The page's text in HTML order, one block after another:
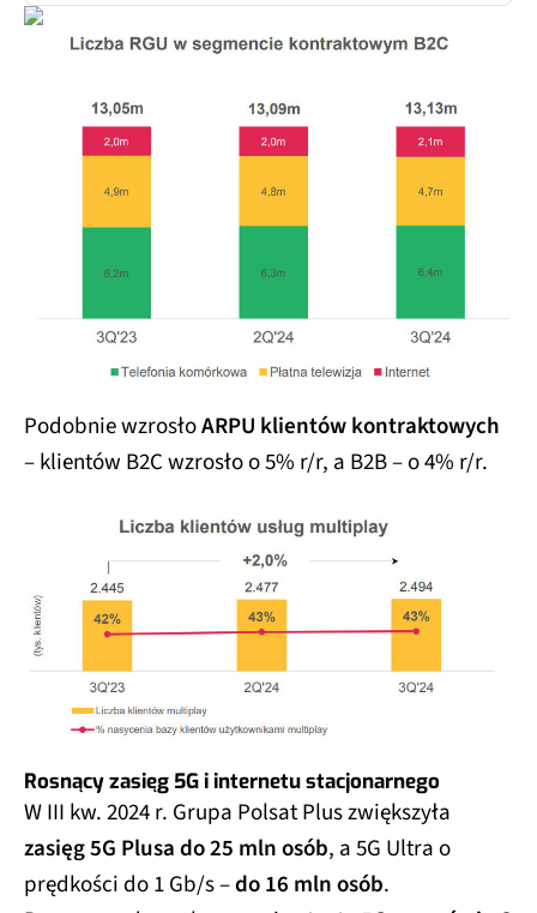
Podobnie wzrosłoARPU klientów kontraktowych
– klientów B2C wzrosło o 5% r/r, a B2B – o 4% r/r.
Rosnący zasięg 5G i internetu stacjonarnego
W III kw. 2024 r. Grupa Polsat Plus zwiększyła
zasięg 5G Plusa do 25 mln osób, a 5G Ultra o
prędkości do 1 Gb/s –do 16 mln osób.